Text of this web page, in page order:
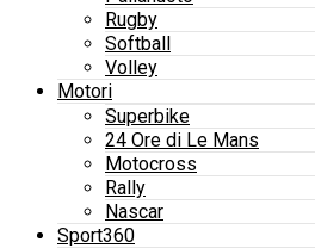
Rugby
Softball
Volley
Motori
Superbike
24 Ore di Le Mans
Motocross
Rally
Nascar
Sport360